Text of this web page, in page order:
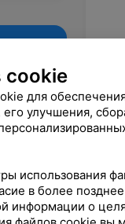
cookie
для
его улучшения,
использования
в более
информации о